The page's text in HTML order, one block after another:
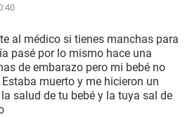
al médico si tienes manchas para
pasé por lo mismo hace una
de embarazo pero mi bebé no
muerto y me hicieron un
salud de tu bebé y la tuya sal de